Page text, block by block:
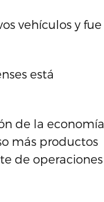
vehículos y fue
está
de la economía
más productos
de operaciones